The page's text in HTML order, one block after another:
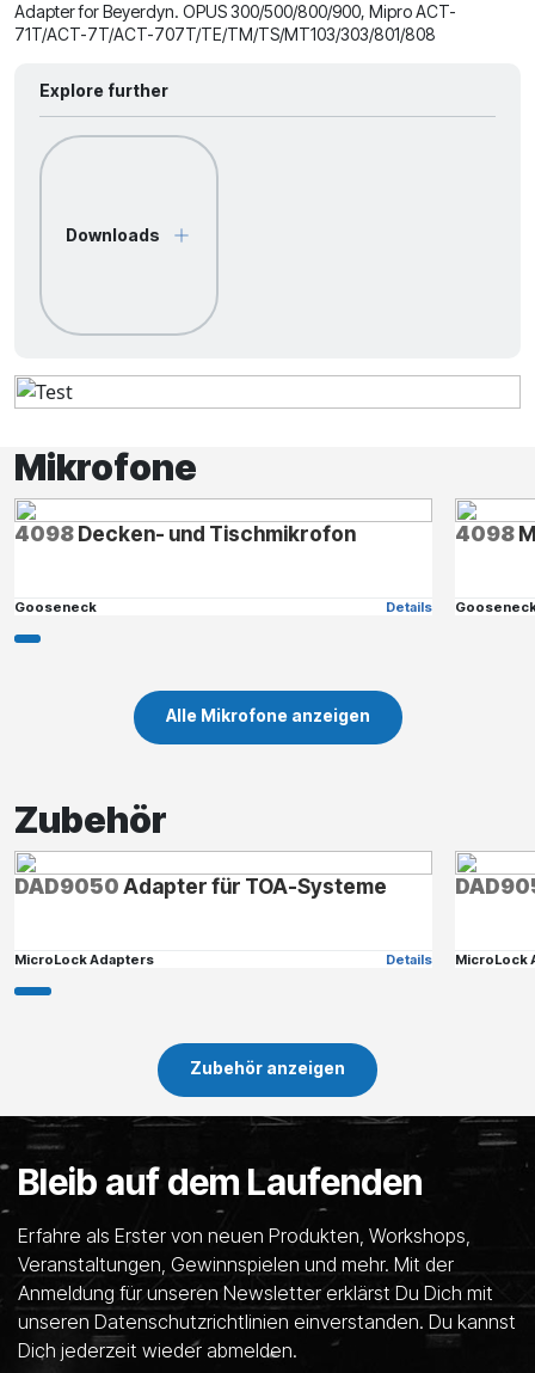
Adapter for Beyerdyn. OPUS 300/500/800/900, Mipro ACT-
71T/ACT-7T/ACT-707T/TE/TM/TS/MT103/303/801/808
Explore further
Downloads
Mikrofone
4098Decken- und Tischmikrofon
Gooseneck Details
4098
Alle Mikrofone anzeigen
Zubehör
DAD9050Adapter für TOA-Systeme
MicroLock Adapters Details MicroLock
Zubehör anzeigen
Bleib auf dem Laufenden
Erfahre als Erster von neuen Produkten, Workshops,
Veranstaltungen, Gewinnspielen und mehr. Mit der
Anmeldung für unseren Newsletter erklärst Du Dich mit
unseren Datenschutzrichtlinien einverstanden. Du kannst
Dich jederzeit wieder abmelden.